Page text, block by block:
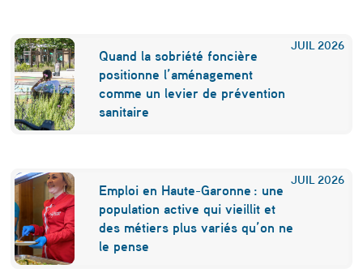
o
u
l
o
s
e
d
é
JUIL 2026
Quand la sobriété foncière
positionne l’aménagement
comme un levier de prévention
sanitaire
JUIL 2026
Emploi en Haute-Garonne : une
population active qui vieillit et
des métiers plus variés qu’on ne
le pense